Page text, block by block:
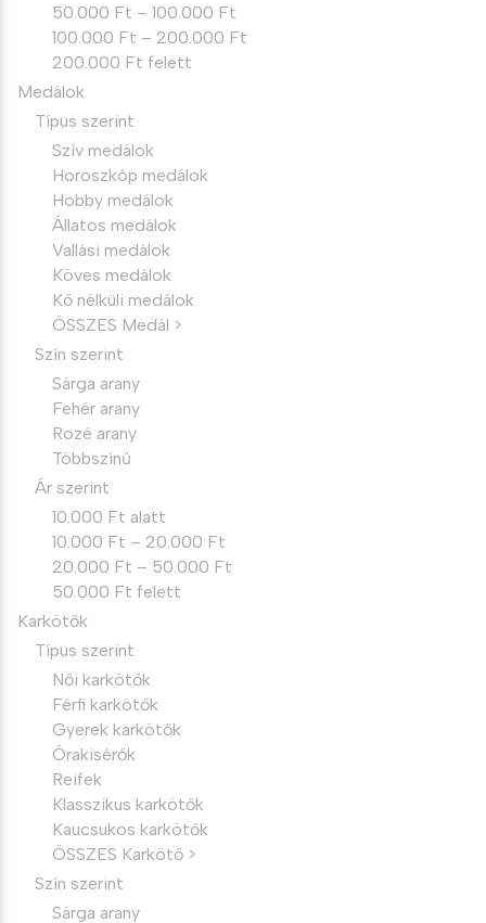
50.000 Ft – 100.000 Ft
100.000 Ft – 200.000 Ft
200.000 Ft felett
Medálok
Típus szerint
Szív medálok
Horoszkóp medálok
Hobby medálok
Állatos medálok
Vallási medálok
Köves medálok
Kő nélküli medálok
ÖSSZES Medál >
Szín szerint
Sárga arany
Fehér arany
Rozé arany
Többszínű
Ár szerint
10.000 Ft alatt
10.000 Ft – 20.000 Ft
20.000 Ft – 50.000 Ft
50.000 Ft felett
Karkötők
Típus szerint
Női karkötők
Férfi karkötők
Gyerek karkötők
Órakisérők
Reifek
Klasszikus karkötők
Kaucsukos karkötők
ÖSSZES Karkötő >
Szín szerint
Sárga arany